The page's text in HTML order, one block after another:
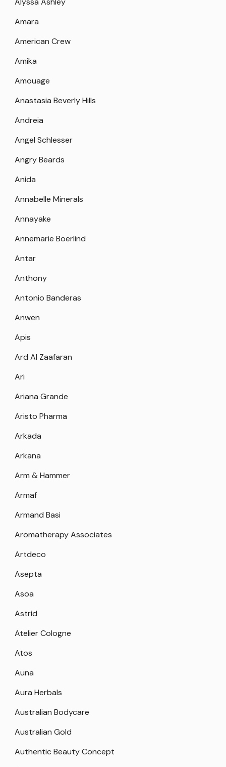
Amara
American Crew
Amika
Amouage
Anastasia Beverly Hills
Andreia
Angel Schlesser
Angry Beards
Anida
Annabelle Minerals
Annayake
Annemarie Boerlind
Antar
Anthony
Antonio Banderas
Anwen
Apis
Ard Al Zaafaran
Ari
Ariana Grande
Aristo Pharma
Arkada
Arkana
Arm & Hammer
Armaf
Armand Basi
Aromatherapy Associates
Artdeco
Asepta
Asoa
Astrid
Atelier Cologne
Atos
Auna
Aura Herbals
Australian Bodycare
Australian Gold
Authentic Beauty Concept